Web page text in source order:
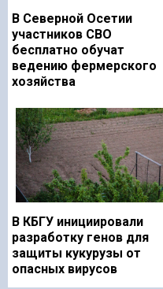
В Северной Осетии
участников СВО
бесплатно обучат
ведению фермерского
хозяйства
В КБГУ инициировали
разработку генов для
защиты кукурузы от
опасных вирусов